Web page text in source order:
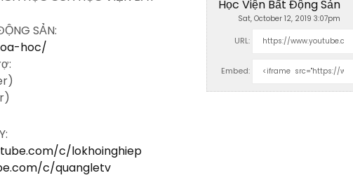
Học Viện Bất Động Sản
Sat, October 12, 2019 3:07pm
URL:
Embed:
SẢN:
hoc/
c/lokhoinghiep
c/quangletv